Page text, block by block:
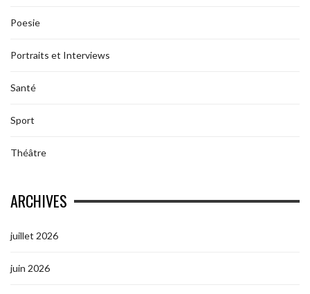
Poesie
Portraits et Interviews
Santé
Sport
Théâtre
ARCHIVES
juillet 2026
juin 2026